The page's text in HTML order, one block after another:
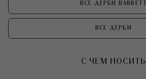
ВСЕ ДЕРБИ BARRETT
ВСЕ ДЕРБИ
С ЧЕМ НОСИТЬ